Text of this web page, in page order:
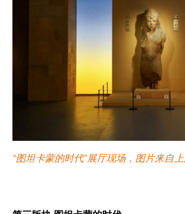
“图坦卡蒙的时代”展厅现场，图片来自